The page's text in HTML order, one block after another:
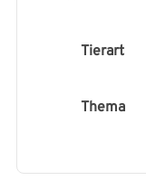
Tierart
Thema